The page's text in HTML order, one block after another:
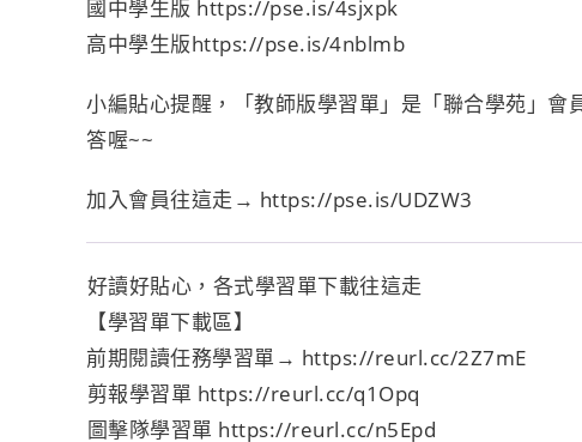
o
k
r
n
k
國中學生版 https://pse.is/4sjxpk
高中學生版https://pse.is/4nblmb
小編貼心提醒，「教師版學習單」是「聯合學苑」
答喔~~
加入會員往這走→ https://pse.is/UDZW3
️️好讀好貼心，各式學習單下載往這走
【學習單下載區】
前期閱讀任務學習單→ https://reurl.cc/2Z7mE
️剪報學習單 https://reurl.cc/q1Opq
️圖擊隊學習單 https://reurl.cc/n5Epd